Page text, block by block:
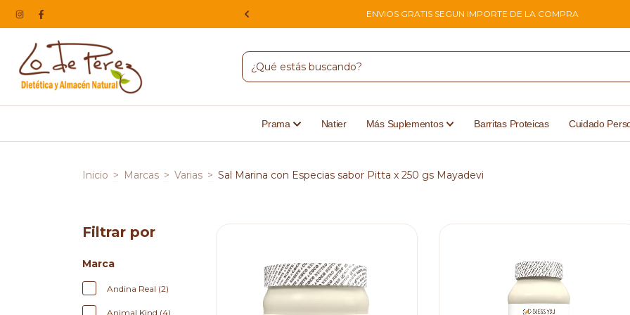
HACEMOS ENVIOS A TODO EL PAIS ENVIOS GRATIS SEGUN IMPORTE DE LA COMPRA
Prama Natier Más Suplementos Barritas Proteicas Cuidado
Inicio > Marcas > Varias > Sal Marina con Especias sabor Pitta x 250 gs Mayadevi
Filtrar por
Marca
Andina Real (2)
Animal Kind (4)